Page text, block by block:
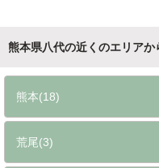
熊本県八代の近くのエリアか
熊本(18)
荒尾(3)